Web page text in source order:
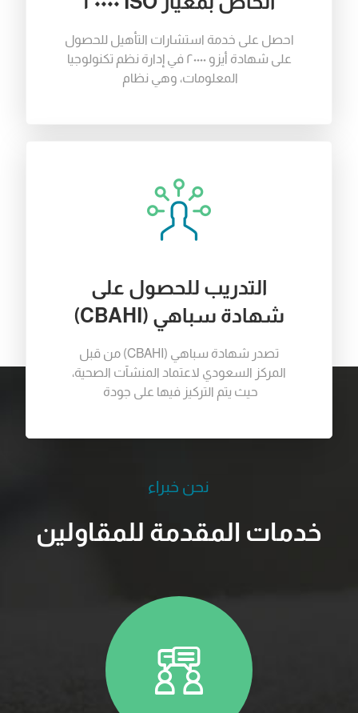
احصل على خدمة استشارات التأهيل للحصول
على شهادة أيزو ٢٠٠٠٠ في إدارة نظم تكنولوجيا
المعلومات، وهي نظام
التدريب للحصول على
شهادة سباهي (CBAHI)
تصدر شهادة سباهي ( CBAHI) من قبل
المركز السعودي لاعتماد المنشآت الصحية،
حيث يتم التركيز فيها على جودة
نحن خبراء
خدمات المقدمة للمقاولين